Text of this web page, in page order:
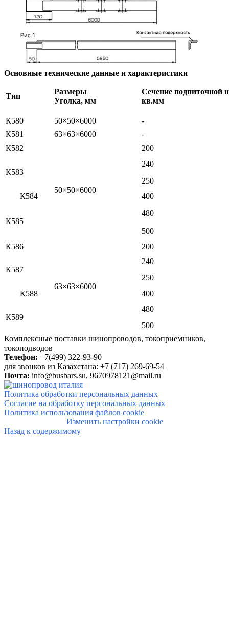
Основные технические данные и характеристики
Тип
Размеры
Уголка, мм
Сечение подпиточной
кв.мм
К580 50×50×6000
-
К581
63×63×6000
-
К582
50×50×6000
200
К583
240
250
К584
400
К585
480
500
К586
63×63×6000
200
К587
240
250
К588
400
К589
480
500
Комплексные поставки шинопроводов, токоприемников,
токоподводов
Телефон: +7(499) 322-93-90
для звонков из Казахстана: +7 (717) 269-69-54
Почта: info@busbars.su, 9670978121@mail.ru
Политика обработки персональных данных
Согласие на обработку персональных данных
Политика использования файлов cookie
Изменить настройки cookie
Назад к содержимому